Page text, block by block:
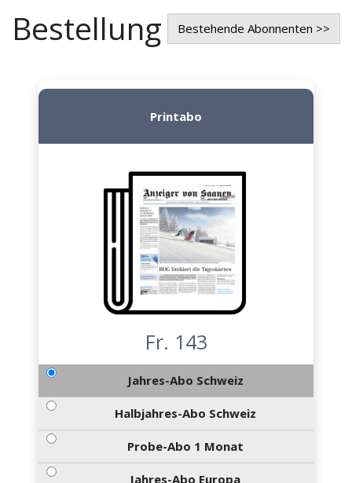
Bestellung Bestehende Abonnenten >>
Printabo
Fr. 143
Jahres-Abo Schweiz
Halbjahres-Abo Schweiz
Probe-Abo 1 Monat
Jahres-Abo Europa